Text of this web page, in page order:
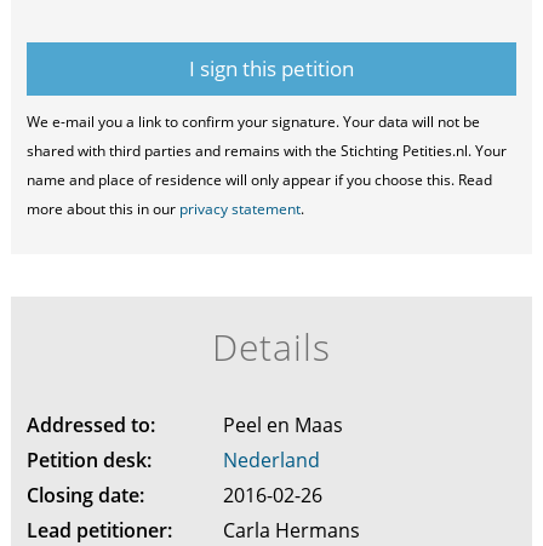
We e-mail you a link to confirm your signature. Your data will not be
shared with third parties and remains with the Stichting Petities.nl. Your
name and place of residence will only appear if you choose this. Read
more about this in our privacy statement.
Details
Addressed to:
Peel en Maas
Petition desk:
Nederland
Closing date:
2016-02-26
Lead petitioner:
Carla Hermans